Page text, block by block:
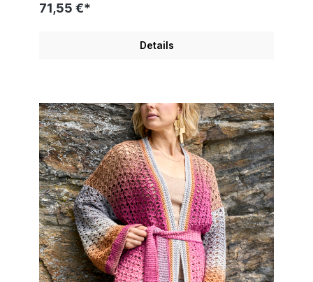
71,55 €*
Details